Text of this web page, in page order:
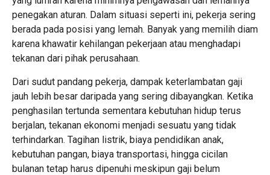
penegakan aturan. Dalam situasi seperti ini, pekerja sering
berada pada posisi yang lemah. Banyak yang memilih diam
karena khawatir kehilangan pekerjaan atau menghadapi
tekanan dari pihak perusahaan.
Dari sudut pandang pekerja, dampak keterlambatan gaji
jauh lebih besar daripada yang sering dibayangkan. Ketika
penghasilan tertunda sementara kebutuhan hidup terus
berjalan, tekanan ekonomi menjadi sesuatu yang tidak
terhindarkan. Tagihan listrik, biaya pendidikan anak,
kebutuhan pangan, biaya transportasi, hingga cicilan
bulanan tetap harus dipenuhi meskipun gaji belum